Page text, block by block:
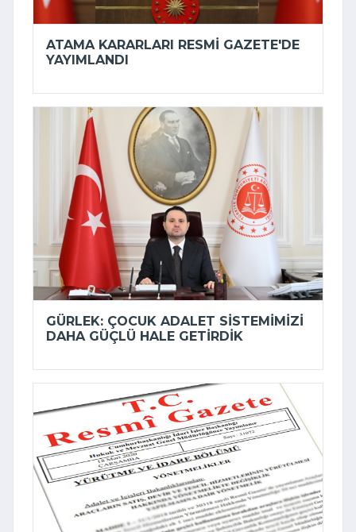
ATAMA KARARLARI RESMI GAZETE'DE
YAYIMLANDI
GÜRLEK: ÇOCUK ADALET SISTEMIMIZI
DAHA GÜÇLÜ HALE GETIRDIK